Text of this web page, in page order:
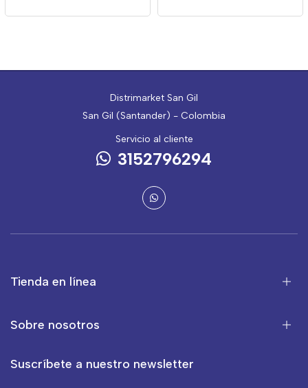
Distrimarket San Gil
San Gil (Santander) - Colombia
Servicio al cliente
3152796294
Tienda en línea
Sobre nosotros
Suscríbete a nuestro newsletter